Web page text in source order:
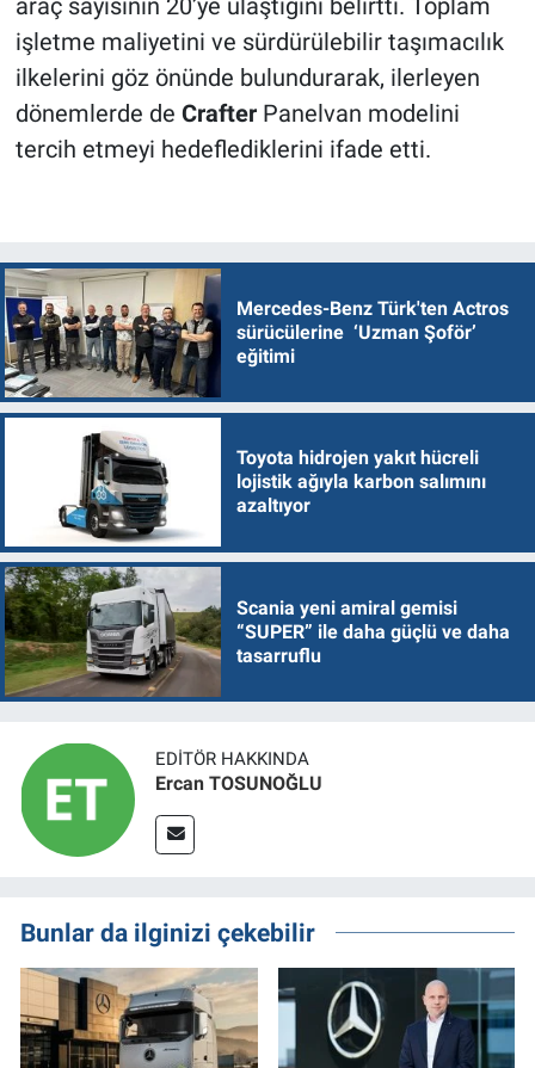
işletme maliyetini ve sürdürülebilir taşımacılık
ilkelerini göz önünde bulundurarak, ilerleyen
dönemlerde de CrafterPanelvan modelini
tercih etmeyi hedeflediklerini ifade etti.
Mercedes-Benz Türk'ten Actros
sürücülerine ‘Uzman Şoför’
eğitimi
Toyota hidrojen yakıt hücreli
lojistik ağıyla karbon salımını
azaltıyor
Scania yeni amiral gemisi
“SUPER” ile daha güçlü ve daha
tasarruflu
EDITÖR HAKKINDA
Ercan TOSUNOĞLU
Bunlar da ilginizi çekebilir